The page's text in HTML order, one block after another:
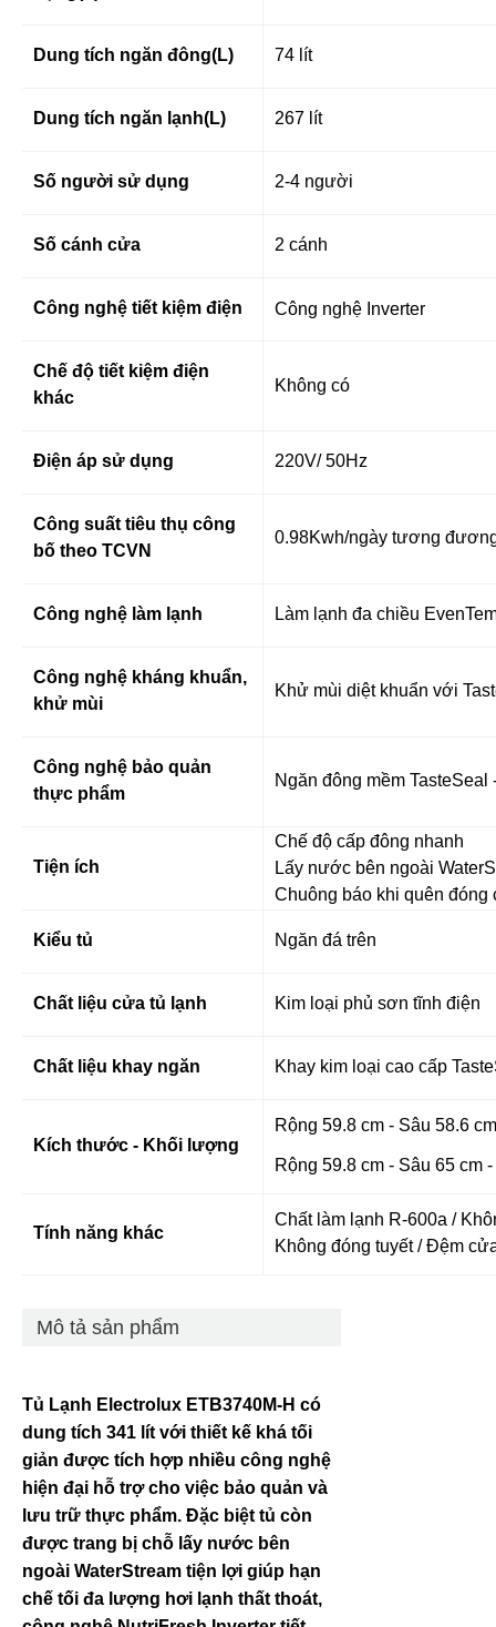
Dung tích ngăn đông(L) 74 lít
Dung tích ngăn lạnh(L) 267 lít
Số người sử dụng 2-4 người
Số cánh cửa 2 cánh
Công nghệ tiết kiệm điện Công nghệ Inverter
Chế độ tiết kiệm điện
khác
Không có
Điện áp sử dụng 220V/ 50Hz
Công suất tiêu thụ công
bố theo TCVN
0.98Kwh/ngày tương
Công nghệ làm lạnh Làm lạnh đa chiều
Công nghệ kháng khuẩn,
khử mùi
Khử mùi diệt khuẩn với
Công nghệ bảo quản
thực phẩm
Ngăn đông mềm
Tiện ích
Chế độ cấp đông nhanh
Lấy nước bên ngoài
Chuông báo khi quên đóng
Kiểu tủ Ngăn đá trên
Chất liệu cửa tủ lạnh Kim loại phủ sơn tĩnh điện
Chất liệu khay ngăn Khay kim loại cao cấp
Kích thước - Khối lượng
Rộng 59.8 cm - Sâu 58.6
Rộng 59.8 cm - Sâu 65 cm
Tính năng khác
Chất làm lạnh R-600a /
Không đóng tuyết / Đệm
Mô tả sản phẩm
Tủ Lạnh Electrolux ETB3740M-H có
dung tích 341 lít với thiết kế khá tối
giản được tích hợp nhiều công nghệ
hiện đại hỗ trợ cho việc bảo quản và
lưu trữ thực phẩm. Đặc biệt tủ còn
được trang bị chỗ lấy nước bên
ngoài WaterStream tiện lợi giúp hạn
chế tối đa lượng hơi lạnh thất thoát,